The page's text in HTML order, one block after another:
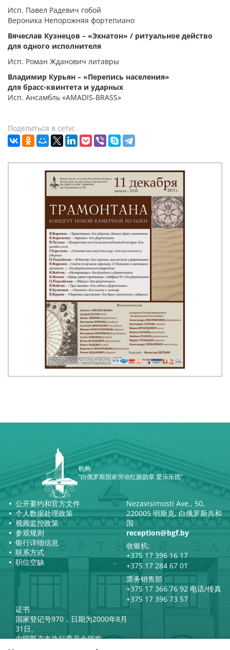
Исп. Павел Радевич гобой
Вероника Непорожняя фортепиано
Вячеслав Кузнецов – «Эхнатон» / ритуальное действо
для одного исполнителя
Исп. Роман Жданович литавры
Владимир Курьян – «Перепись населения»
для брасс-квинтета и ударных
Исп. Ансамбль «AMADIS-BRASS»
机构
“白俄罗斯国家劳动红旗勋章 爱乐乐团”
公开要约和官方文件
个人数据处理政策
视频监控政策
参观规则
银行详细信息
联系方式
职位空缺
Nezavisimosti Ave., 50,
220005 明斯克, 白俄罗斯共和
国
reception@bgf.by
收银机:
+375 17 396 16 17
+375 17 284 67 01
票务销售部：
+375 17 366 76 92 电话/传真
+375 17 396 73 57
证书
国家登记号970，日期为2000年8月
31日。
由明斯克市执行委员会颁发。